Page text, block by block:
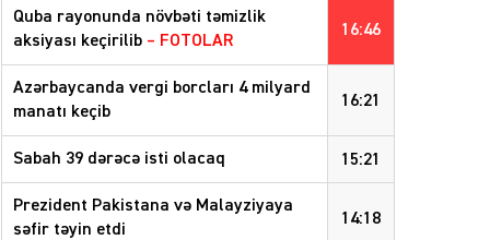
16:46
Quba rayonunda növbəti təmizlik
aksiyası keçirilib – FOTOLAR
16:21
Azərbaycanda vergi borcları 4 milyard
manatı keçib
15:21
Sabah 39 dərəcə isti olacaq
14:18
Prezident Pakistana və Malayziyaya
səfir təyin etdi